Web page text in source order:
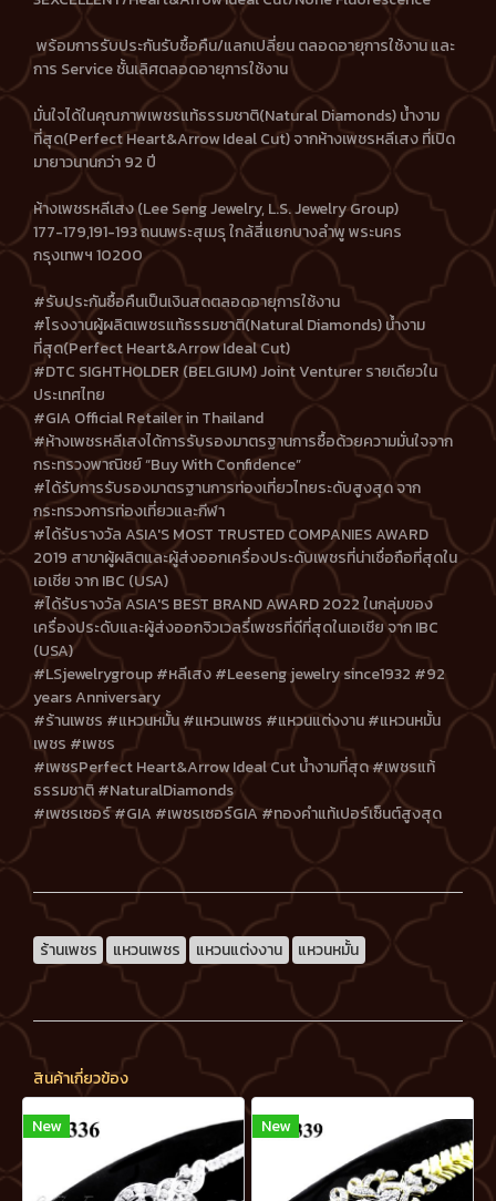
พร้อมการรับประกันรับซื้อคืน/แลกเปลี่ยน ตลอดอายุการใช้งาน และ
การ Service ชั้นเลิศตลอดอายุการใช้งาน
มั่นใจได้ในคุณภาพเพชรแท้ธรรมชาติ(Natural Diamonds) น้ำงาม
ที่สุด(Perfect Heart&Arrow Ideal Cut) จากห้างเพชรหลีเสง ที่เปิด
มายาวนานกว่า 92 ปี
ห้างเพชรหลีเสง (Lee Seng Jewelry, L.S. Jewelry Group)
177-179,191-193 ถนนพระสุเมรุ ใกล้สี่แยกบางลำพู พระนคร
กรุงเทพฯ 10200
#รับประกันซื้อคืนเป็นเงินสดตลอดอายุการใช้งาน
#โรงงานผู้ผลิตเพชรแท้ธรรมชาติ(Natural Diamonds) น้ำงาม
ที่สุด(Perfect Heart&Arrow Ideal Cut)
#DTC SIGHTHOLDER (BELGIUM) Joint Venturer รายเดียวใน
ประเทศไทย
#GIA Official Retailer in Thailand
#ห้างเพชรหลีเสงได้การรับรองมาตรฐานการซื้อด้วยความมั่นใจจาก
กระทรวงพาณิชย์ “Buy With Confidence”
#ได้รับการรับรองมาตรฐานการท่องเที่ยวไทยระดับสูงสุด จาก
กระทรวงการท่องเที่ยวและกีฬา
#ได้รับรางวัล ASIA'S MOST TRUSTED COMPANIES AWARD
2019 สาขาผู้ผลิตและผู้ส่งออกเครื่องประดับเพชรที่น่าเชื่อถือที่สุดใน
เอเชีย จาก IBC (USA)
#ได้รับรางวัล ASIA'S BEST BRAND AWARD 2022 ในกลุ่มของ
เครื่องประดับและผู้ส่งออกจิวเวลรี่เพชรที่ดีที่สุดในเอเชีย จาก IBC
(USA)
#LSjewelrygroup #หลีเสง #Leeseng jewelry since1932 #92
years Anniversary
#ร้านเพชร #แหวนหมั้น #แหวนเพชร #แหวนแต่งงาน #แหวนหมั้น
เพชร #เพชร
#เพชรPerfect Heart&Arrow Ideal Cut น้ำงามที่สุด #เพชรแท้
ธรรมชาติ #NaturalDiamonds
#เพชรเซอร์ #GIA #เพชรเซอร์GIA #ทองคำแท้เปอร์เซ็นต์สูงสุด
ร้านเพชร แหวนเพชร แหวนแต่งงาน แหวนหมั้น
สินค้าเกี่ยวข้อง
New New